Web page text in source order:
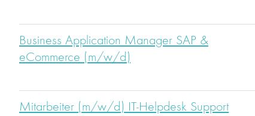
Business Application Manager SAP &
eCommerce (m/w/d)
Mitarbeiter (m/w/d) IT-Helpdesk Support